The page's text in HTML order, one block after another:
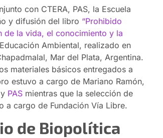
con CTERA, PAS, la Escuela
y difusión del libro “Prohibido
de la vida, el conocimiento y la
Ambiental, realizado en
Mar del Plata, Argentina.
materiales básicos entregados a
estuvo a cargo de Mariano Ramón,
PASmientras que la selección de
a cargo de Fundación Vía Libre.
de Biopolítica